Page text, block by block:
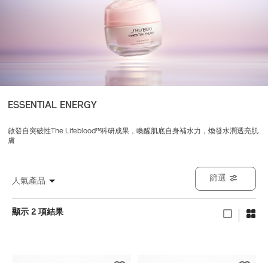
ESSENTIAL ENERGY
啟發自突破性The Lifeblood™科研成果，喚醒肌底自身補水力，煥發水潤透亮肌
膚
人氣產品
顯示 2 項結果
篩選